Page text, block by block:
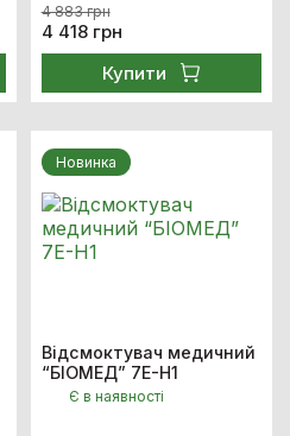
4 883 грн
4 418 грн
Купити
Новинка
Відсмоктувач медичний
“БІОМЕД” 7E-H1
Є в наявності